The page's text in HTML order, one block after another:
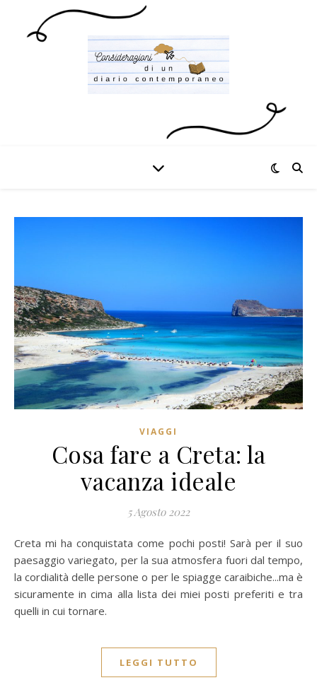
VIAGGI
Cosa fare a Creta: la
vacanza ideale
5 Agosto 2022
Creta mi ha conquistata come pochi posti! Sarà per il suo
paesaggio variegato, per la sua atmosfera fuori dal tempo,
la cordialità delle persone o per le spiagge caraibiche...ma è
sicuramente in cima alla lista dei miei posti preferiti e tra
quelli in cui tornare.
LEGGI TUTTO